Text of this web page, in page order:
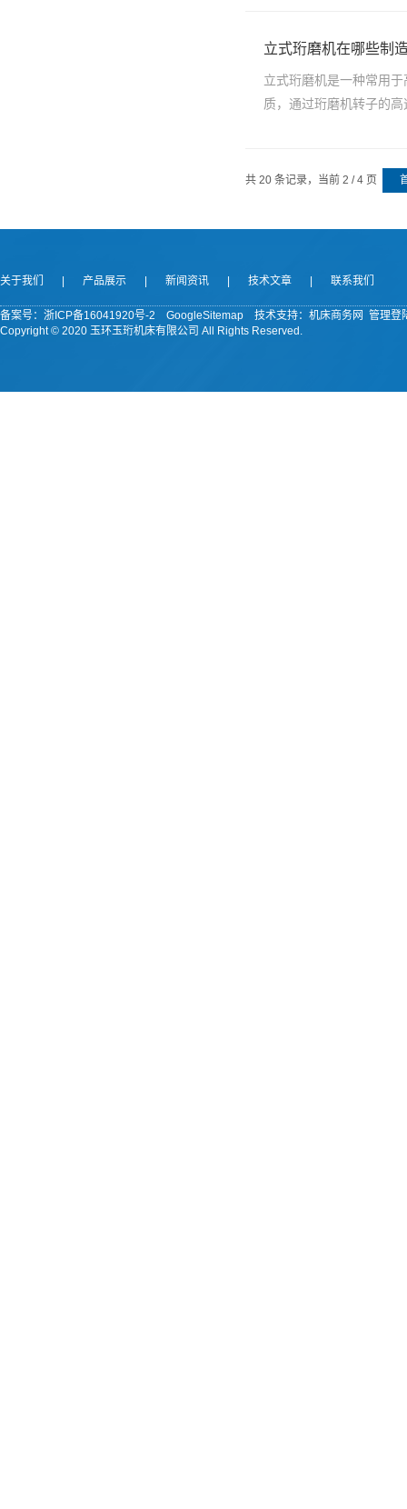
立式珩磨机在哪些制
立式珩磨机是一种常用
质，通过珩磨机转子的
共 20 条记录，当前 2 / 4 页
关于我们 产品展示 新闻资讯 技术文章 联系我们
备案号： 浙ICP备16041920号-2 GoogleSitemap 技术支持：机床商务网 管理登
Copyright © 2020 玉环玉珩机床有限公司 All Rights Reserved.